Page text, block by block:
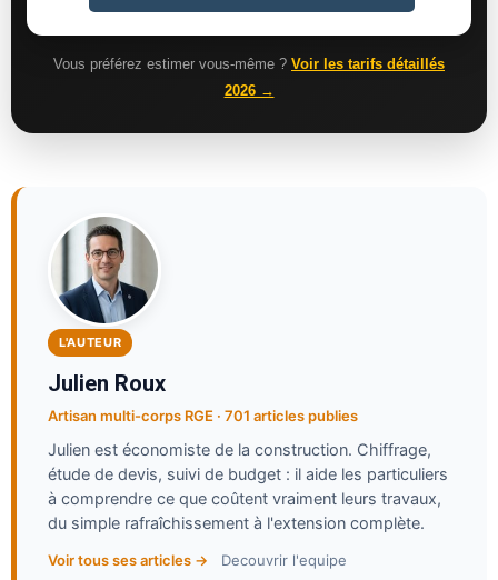
Vous préférez estimer vous-même ? Voir les tarifs détaillés
2026 →
L'AUTEUR
Julien Roux
Artisan multi-corps RGE · 701 articles publies
Julien est économiste de la construction. Chiffrage,
étude de devis, suivi de budget : il aide les particuliers
à comprendre ce que coûtent vraiment leurs travaux,
du simple rafraîchissement à l'extension complète.
Voir tous ses articles → Decouvrir l'equipe